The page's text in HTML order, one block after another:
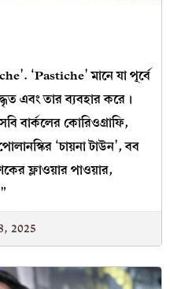
‘Pastiche’ মানে যা পূর্বে
এবং তার ব্যবহার করে।
বার্কলের কোরিওগ্রাফি,
‘চায়না টাউন’, বব
ফ্লাওয়ার পাওয়ার,
2025